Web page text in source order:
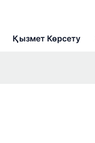
Қызмет Көрсету